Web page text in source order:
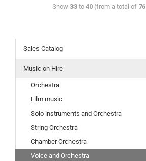
Show 33 to 40 (from a total of 76
Sales Catalog
Music on Hire
Orchestra
Film music
Solo instruments and Orchestra
String Orchestra
Chamber Orchestra
Voice and Orchestra